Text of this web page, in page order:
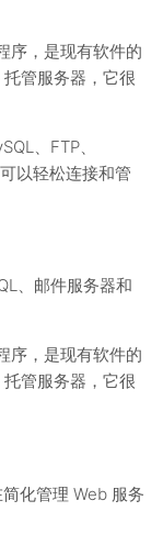
序，是现有软件的
管服务器，它很
、FTP、
以轻松连接和管
、邮件服务器和
序，是现有软件的
管服务器，它很
化管理 Web 服务